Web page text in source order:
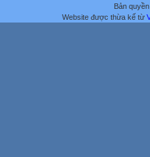
Bản
Website được thừa kế từ